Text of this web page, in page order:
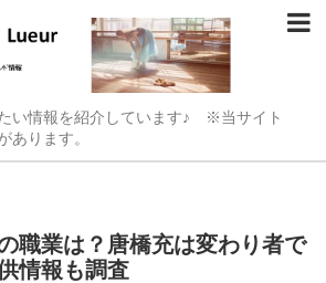
い情報を紹介しています♪ ※当サイト
あります。
職業は？唐橋充は変わり者で
情報も調査